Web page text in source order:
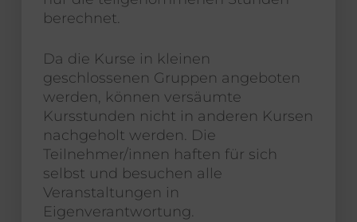
berechnet.
Da die Kurse in kleinen
geschlossenen Gruppen angeboten
werden, können versäumte
Kursstunden nicht in anderen Kursen
nachgeholt werden. Die
Teilnehmer/innen haften für sich
selbst und besuchen alle
Veranstaltungen in
Eigenverantwortung.